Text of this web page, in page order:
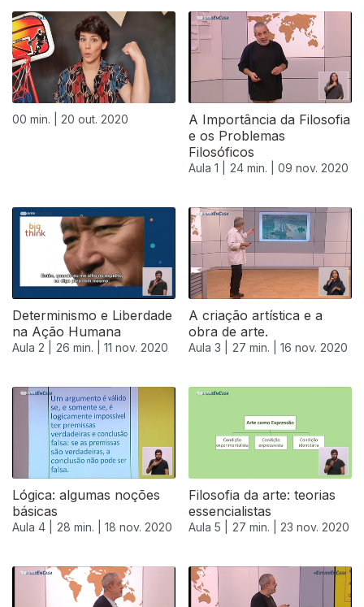
00 min. | 20 out. 2020
A Importância da Filosofia
e os Problemas
Filosóficos
Aula 1 | 24 min. | 09 nov. 2020
Determinismo e Liberdade
na Ação Humana
Aula 2 | 26 min. | 11 nov. 2020
A criação artística e a
obra de arte.
Aula 3 | 27 min. | 16 nov. 2020
Lógica: algumas noções
básicas
Aula 4 | 28 min. | 18 nov. 2020
Filosofia da arte: teorias
essencialistas
Aula 5 | 27 min. | 23 nov. 2020